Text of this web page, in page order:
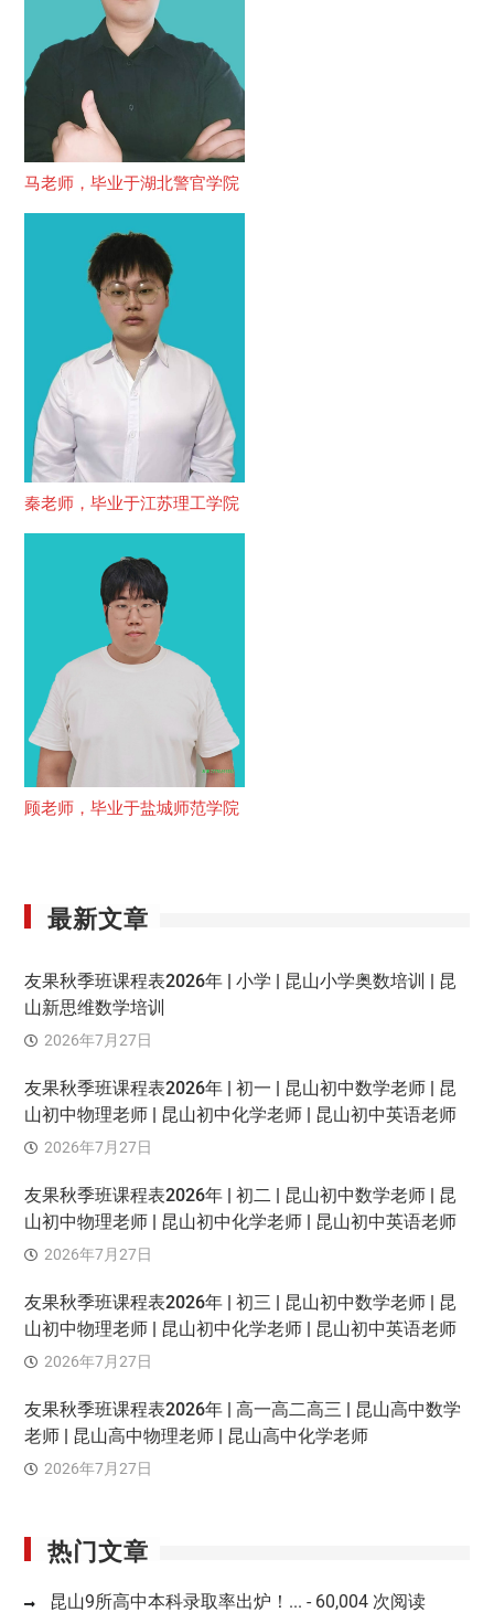
马老师，毕业于湖北警官学院
秦老师，毕业于江苏理工学院
顾老师，毕业于盐城师范学院
最新文章
友果秋季班课程表2026年 | 小学 | 昆山小学奥数培训 | 昆
山新思维数学培训
2026年7月27日
友果秋季班课程表2026年 | 初一 | 昆山初中数学老师 | 昆
山初中物理老师 | 昆山初中化学老师 | 昆山初中英语老师
2026年7月27日
友果秋季班课程表2026年 | 初二 | 昆山初中数学老师 | 昆
山初中物理老师 | 昆山初中化学老师 | 昆山初中英语老师
2026年7月27日
友果秋季班课程表2026年 | 初三 | 昆山初中数学老师 | 昆
山初中物理老师 | 昆山初中化学老师 | 昆山初中英语老师
2026年7月27日
友果秋季班课程表2026年 | 高一高二高三 | 昆山高中数学
老师 | 昆山高中物理老师 | 昆山高中化学老师
2026年7月27日
热门文章
昆山9所高中本科录取率出炉！... - 60,004 次阅读